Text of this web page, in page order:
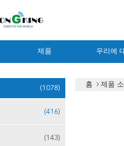
제품 우리에
(1078)
(416)
(143)
홈 제품 소